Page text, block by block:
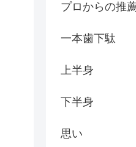
プロからの推
一本歯下駄
上半身
下半身
思い